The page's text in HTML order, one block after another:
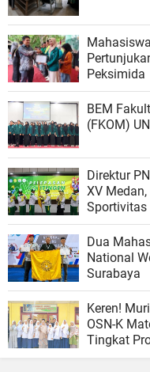
Peksimida
BEM
Direktur
XV
Sportivitas
Dua
National
Surabaya
Keren!
OSN-K
Tingkat